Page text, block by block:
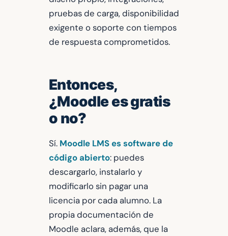
pruebas de carga, disponibilidad
exigente o soporte con tiempos
de respuesta comprometidos.
Entonces,
¿Moodle es gratis
o no?
Sí. Moodle LMS es software de
código abierto: puedes
descargarlo, instalarlo y
modificarlo sin pagar una
licencia por cada alumno. La
propia documentación de
Moodle aclara, además, que la